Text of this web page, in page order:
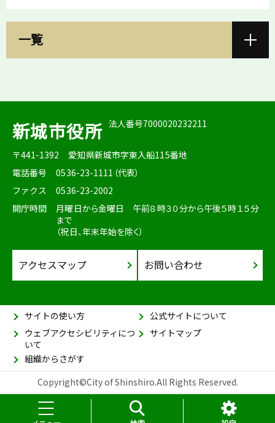
一覧
新城市役所 法人番号7000020232211
〒441-1392
愛知県新城市字東入船115番地
電話番号
0536-23-1111（代表）
ファクス
0536-23-2002
開庁時間
月曜日から金曜日 午前８時３０分から午後５時１５分
まで
（祝日、年末年始を除く）
アクセスマップ お問い合わせ
サイトの使い方
公式サイトについて
ウェブアクセシビリティにつ
いて
サイトマップ
組織からさがす
Copyright©City of Shinshiro.All Rights Reserved.